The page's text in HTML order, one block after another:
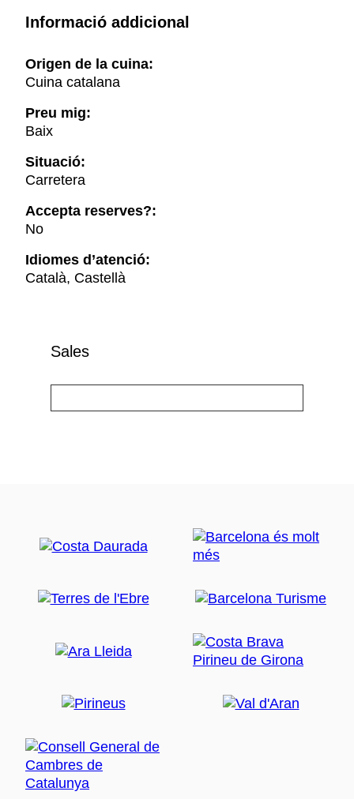
Informació addicional
Origen de la cuina:
Cuina catalana
Preu mig:
Baix
Situació:
Carretera
Accepta reserves?:
No
Idiomes d’atenció:
Català, Castellà
Sales